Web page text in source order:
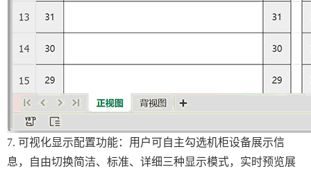
7. 可视化显示配置功能：用户可自主勾选机柜设备展示信
息，自由切换简洁、标准、详细三种显示模式，实时预览展